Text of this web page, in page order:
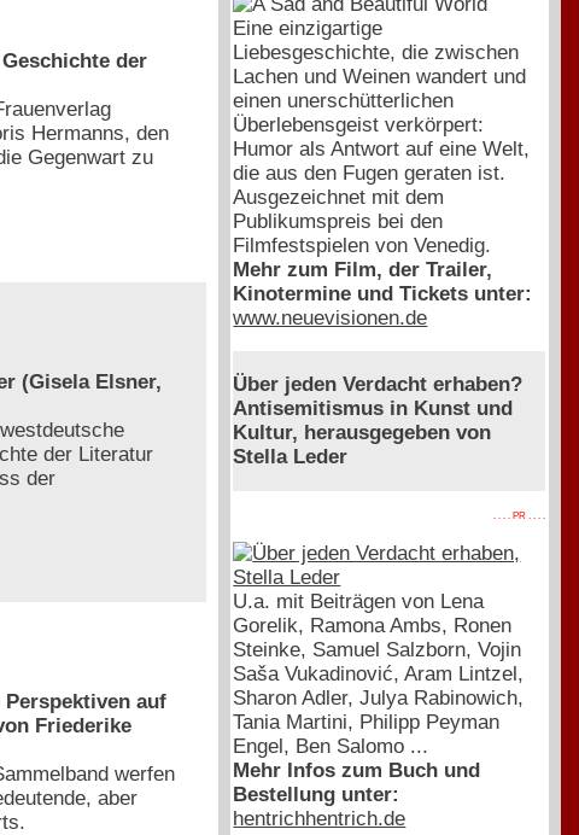
der
Hermanns, den
Gegenwart zu
(Gisela Elsner,
der Literatur
der
auf
Friederike
werfen
aber
Eine einzigartige
Liebesgeschichte, die zwischen
Lachen und Weinen wandert und
einen unerschütterlichen
Überlebensgeist verkörpert:
Humor als Antwort auf eine Welt,
die aus den Fugen geraten ist.
Ausgezeichnet mit dem
Publikumspreis bei den
Filmfestspielen von Venedig.
Mehr zum Film, der Trailer,
Kinotermine und Tickets unter:
www.neuevisionen.de
Über jeden Verdacht erhaben?
Antisemitismus in Kunst und
Kultur, herausgegeben von
Stella Leder
. . . . PR . . . .
U.a. mit Beiträgen von Lena
Gorelik, Ramona Ambs, Ronen
Steinke, Samuel Salzborn, Vojin
Saša Vukadinović, Aram Lintzel,
Sharon Adler, Julya Rabinowich,
Tania Martini, Philipp Peyman
Engel, Ben Salomo ...
Mehr Infos zum Buch und
Bestellung unter:
hentrichhentrich.de